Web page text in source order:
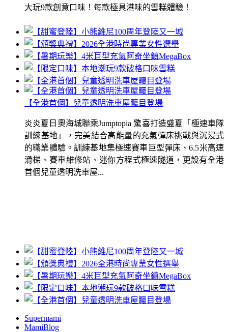
大玩9款創意口味！每款極具港味的雪糕體驗！
【全港首個】兒童透明洗車屋矚目登場
炎炎夏日奧海城聯乘Jumptopia 驚喜打造盛夏「極速車隊
訓練基地」，完美結合高能量的充氣彈床挑戰與沉浸式
的職業體驗。訓練基地集極速賽車巨型彈床、6.5米高速
滑梯、賽車維修站、迷你方程式極速隧道，更設有全港
首個兒童透明洗車屋...
Supermami
MamiBlog